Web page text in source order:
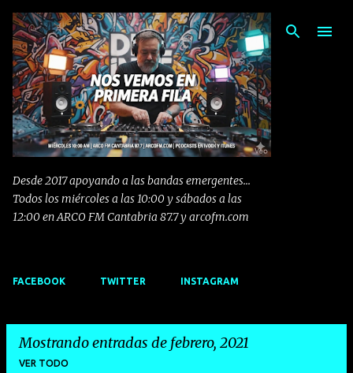
Ir al contenido principal
Desde 2017 apoyando a las bandas emergentes...
Todos los miércoles a las 10:00 y sábados a las
12:00 en ARCO FM Cantabria 87.7 y arcofm.com
FACEBOOK TWITTER INSTAGRAM
Mostrando entradas de febrero, 2021
VER TODO